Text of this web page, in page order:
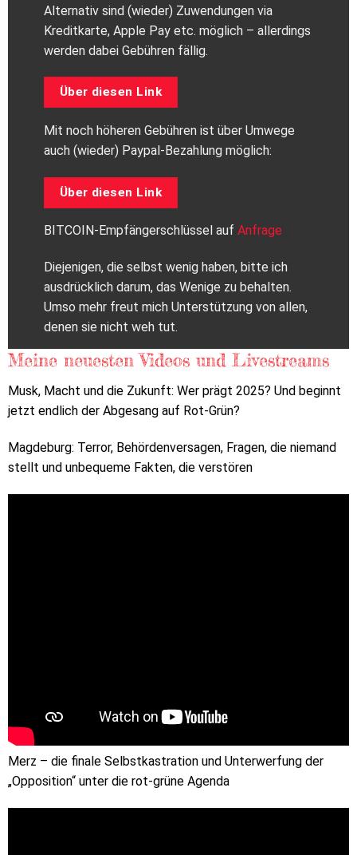
Alternativ sind (wieder) Zuwendungen via
Kreditkarte, Apple Pay etc. möglich – allerdings
werden dabei Gebühren fällig.
Über diesen Link
Mit noch höheren Gebühren ist über Umwege
auch (wieder) Paypal-Bezahlung möglich:
Über diesen Link
BITCOIN-Empfängerschlüssel auf Anfrage
Diejenigen, die selbst wenig haben, bitte ich
ausdrücklich darum, das Wenige zu behalten.
Umso mehr freut mich Unterstützung von allen,
denen sie nicht weh tut.
Meine neuesten Videos und Livestreams
Musk, Macht und die Zukunft: Wer prägt 2025? Und beginnt
jetzt endlich der Abgesang auf Rot-Grün?
Magdeburg: Terror, Behördenversagen, Fragen, die niemand
stellt und unbequeme Fakten, die verstören
Merz – die finale Selbstkastration und Unterwerfung der
„Opposition“ unter die rot-grüne Agenda